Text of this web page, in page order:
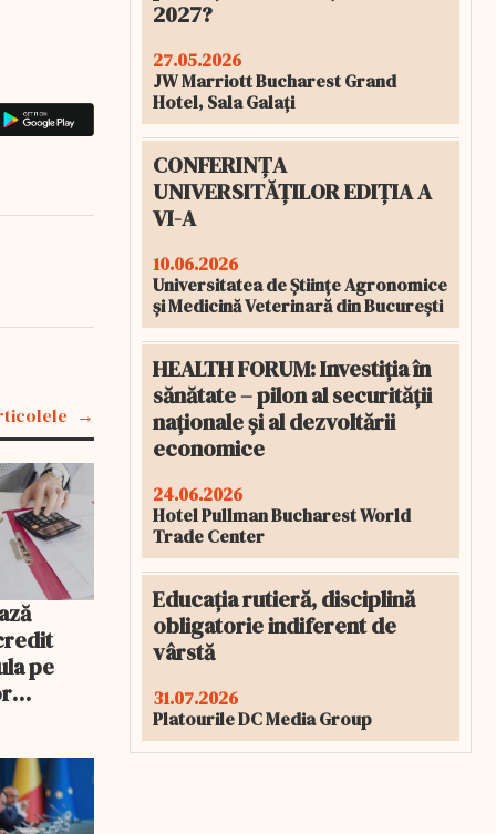
pe
să o
2027?
27.05.2026
JW Marriott Bucharest Grand
Hotel, Sala Galați
CONFERINȚA
UNIVERSITĂȚILOR EDIȚIA A
VI-A
10.06.2026
Universitatea de Științe Agronomice
și Medicină Veterinară din București
HEALTH FORUM: Investiția în
sănătate – pilon al securității
naționale și al dezvoltării
economice
24.06.2026
Hotel Pullman Bucharest World
Trade Center
Educația rutieră, disciplină
obligatorie indiferent de
vârstă
31.07.2026
Platourile DC Media Group